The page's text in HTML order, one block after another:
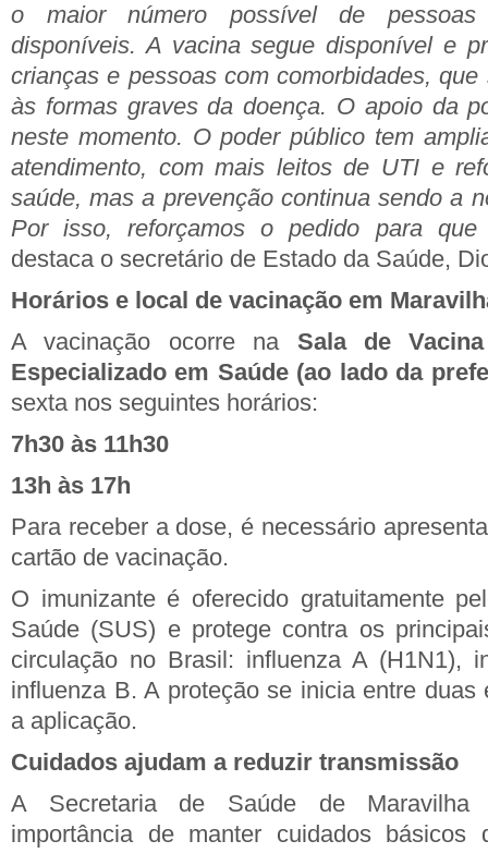
o maior número possível de
disponíveis. A vacina segue disponível e
crianças e pessoas com comorbidades,
às formas graves da doença. O apoio da
neste momento. O poder público tem
atendimento, com mais leitos de UTI e
saúde, mas a prevenção continua sendo a
Por isso, reforçamos o pedido para que
destaca o secretário de Estado da Saúde,
Horários e local de vacinação em
A vacinação ocorre na Sala de
Especializado em Saúde (ao lado da
sexta nos seguintes horários:
7h30 às 11h30
13h às 17h
Para receber a dose, é necessário
cartão de vacinação.
O imunizante é oferecido gratuitamente
Saúde (SUS) e protege contra os
circulação no Brasil: influenza A (H1N1),
influenza B. A proteção se inicia entre duas
a aplicação.
Cuidados ajudam a reduzir transmissão
A Secretaria de Saúde de Maravilha
importância de manter cuidados básicos